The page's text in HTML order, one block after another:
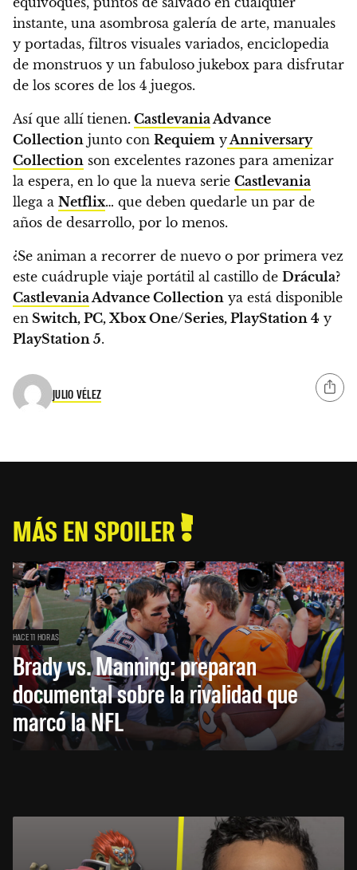
instante, una asombrosa galería de arte, manuales
y portadas, filtros visuales variados, enciclopedia
de monstruos y un fabuloso jukebox para disfrutar
de los scores de los 4 juegos.
Así que allí tienen. CastlevaniaAdvance
Collection junto con Requiem yAnniversary
Collection son excelentes razones para amenizar
la espera, en lo que la nueva serie Castlevania
llega a Netflix… que deben quedarle un par de
años de desarrollo, por lo menos.
¿Se animan a recorrer de nuevo o por primera vez
este cuádruple viaje portátil al castillo de Drácula?
CastlevaniaAdvance Collection ya está disponible
en Switch, PC, Xbox One/Series, PlayStation 4 y
PlayStation 5.
JULIO VÉLEZ
MÁS EN SPOILER
HACE 11 HORAS
Brady vs. Manning: preparan
documental sobre la rivalidad que
marcó la NFL